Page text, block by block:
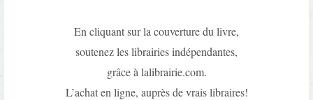
En cliquant sur la couverture du livre,
soutenez les librairies indépendantes,
grâce à lalibrairie.com.
L’achat en ligne, auprès de vrais libraires!